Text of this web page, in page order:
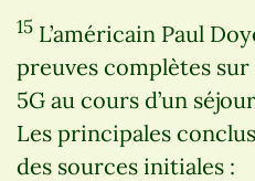
15 L’américain Paul
preuves complètes
5G au cours d’un
Les principales
des sources initiales :